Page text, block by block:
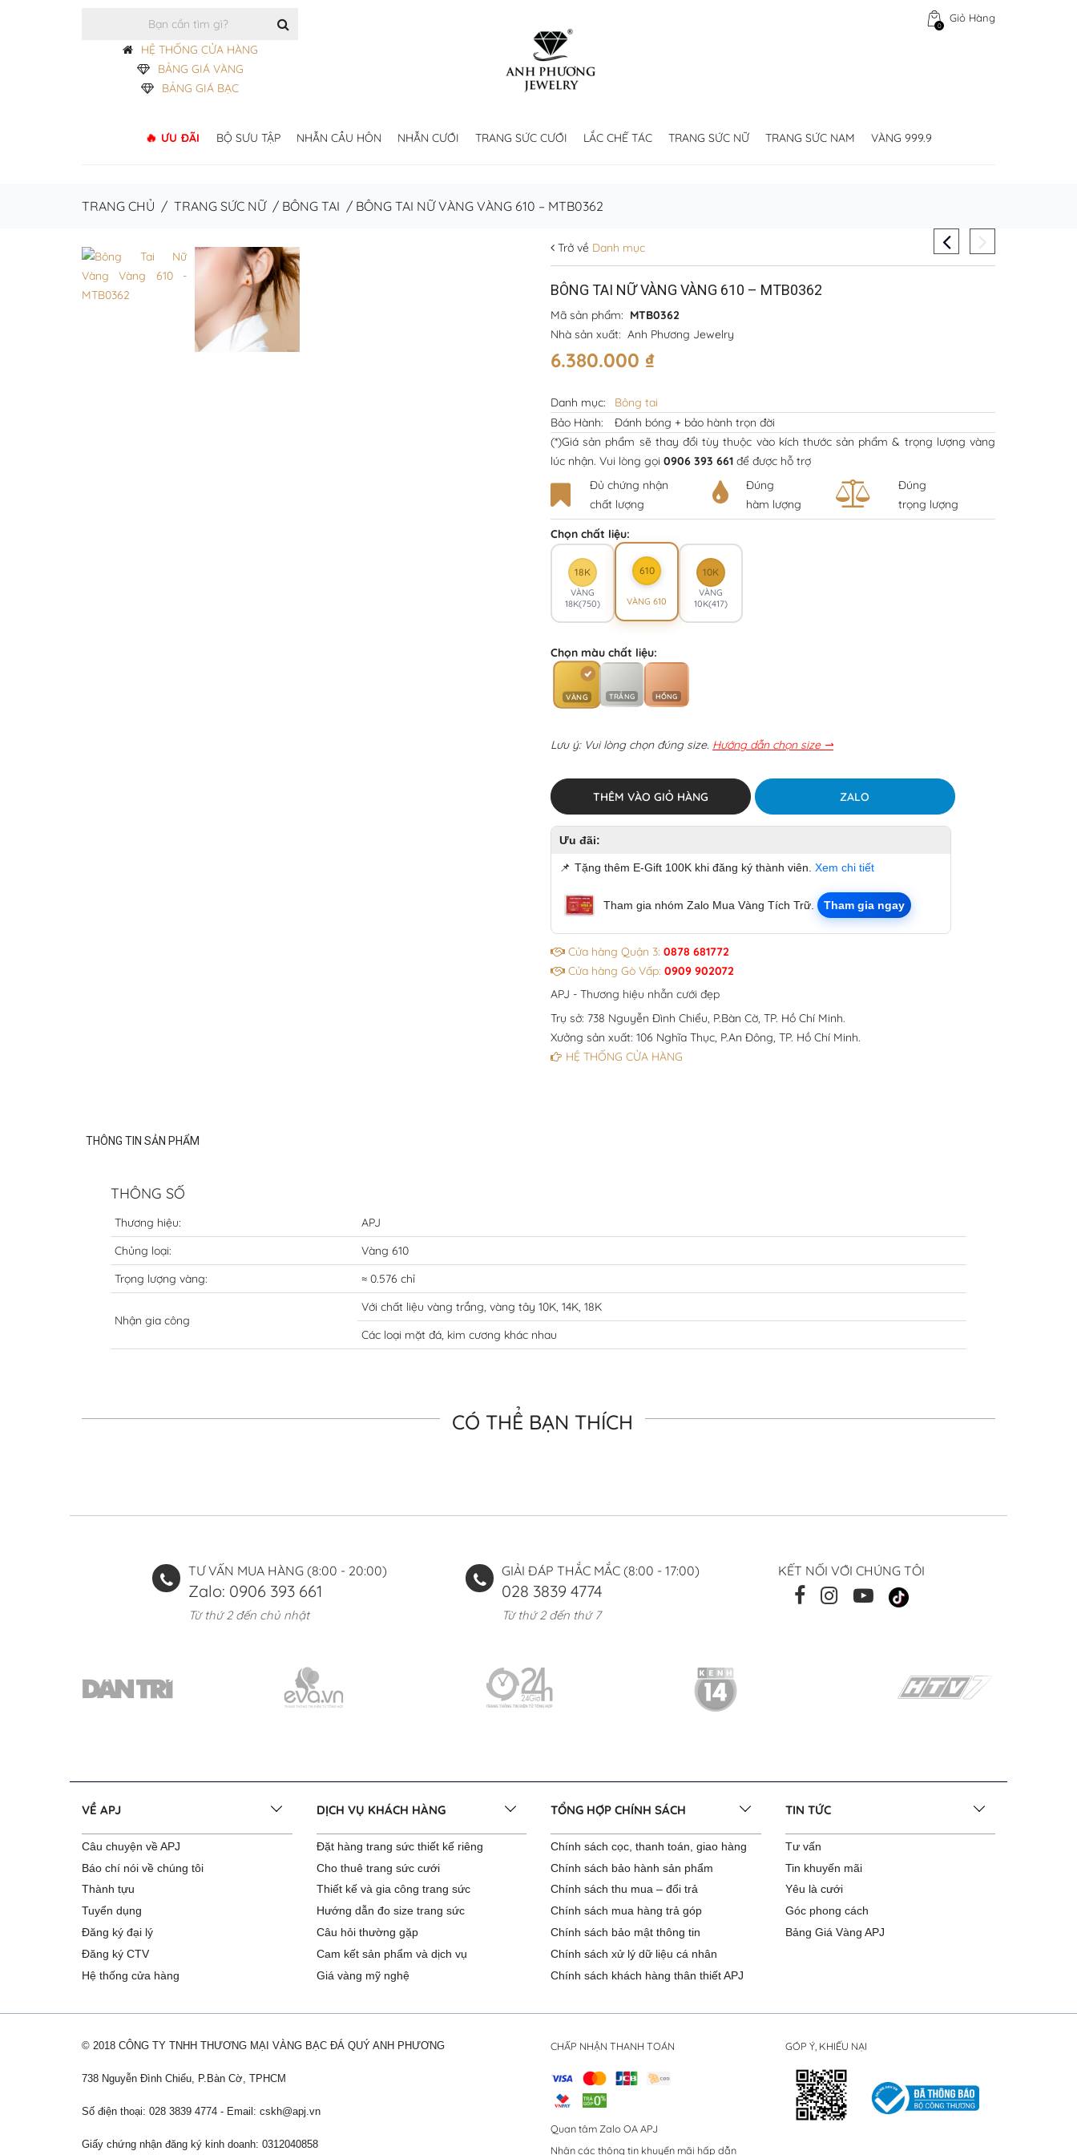
Giỏ Hàng
0
HỆ THỐNG CỬA HÀNG
BẢNG GIÁ VÀNG
BẢNG GIÁ BẠC
ƯU ĐÃI BỘ SƯU TẬP NHẪN CẦU HÔN NHẪN CƯỚI TRANG SỨC CƯỚI LẮC CHẾ TÁC TRANG SỨC NỮ TRANG SỨC NAM VÀNG 999.9
TRANG CHỦ / TRANG SỨC NỮ/ BÔNG TAI / BÔNG TAI NỮ VÀNG VÀNG 610 – MTB0362
Trở về Danh mục
BÔNG TAI NỮ VÀNG VÀNG 610 – MTB0362
Mã sản phẩm: MTB0362
Nhà sản xuất: Anh Phương Jewelry
6.380.000 ₫
Danh mục:
Bông tai
Bảo Hành:
Đánh bóng + bảo hành trọn đời
(*)Giá sản phẩm sẽ thay đổi tùy thuộc vào kích thước sản phẩm & trọng lượng vàng
lúc nhận. Vui lòng gọi 0906 393 661 để được hỗ trợ
Đủ chứng nhận
chất lượng
Đúng
hàm lượng
Đúng
trọng lượng
Chọn chất liệu:
18K
VÀNG
18K(750)
610
VÀNG 610
10K
VÀNG
10K(417)
Chọn màu chất liệu:
VÀNG TRẮNG HỒNG
Lưu ý: Vui lòng chọn đúng size. Hướng dẫn chọn size ⇀
THÊM VÀO GIỎ HÀNG ZALO
Ưu đãi:
📌 Tặng thêm E-Gift 100K khi đăng ký thành viên. Xem chi tiết
Tham gia nhóm Zalo Mua Vàng Tích Trữ. Tham gia ngay
Cửa hàng Quận 3: 0878 681772
Cửa hàng Gò Vấp: 0909 902072
APJ - Thương hiệu nhẫn cưới đẹp
Trụ sở: 738 Nguyễn Đình Chiểu, P.Bàn Cờ, TP. Hồ Chí Minh.
Xưởng sản xuất: 106 Nghĩa Thục, P.An Đông, TP. Hồ Chí Minh.
HỆ THỐNG CỬA HÀNG
THÔNG TIN SẢN PHẨM
THÔNG SỐ
Thương hiệu:
APJ
Chủng loại:
Vàng 610
Trọng lượng vàng:
≈ 0.576 chỉ
Nhận gia công
Với chất liệu vàng trắng, vàng tây 10K, 14K, 18K
Các loại mặt đá, kim cương khác nhau
CÓ THỂ BẠN THÍCH
TƯ VẤN MUA HÀNG (8:00 - 20:00)
Zalo: 0906 393 661
Từ thứ 2 đến chủ nhật
GIẢI ĐÁP THẮC MẮC (8:00 - 17:00)
028 3839 4774
Từ thứ 2 đến thứ 7
KẾT NỐI VỚI CHÚNG TÔI
VỀ APJ
Câu chuyện về APJ
Báo chí nói về chúng tôi
Thành tựu
Tuyển dụng
Đăng ký đại lý
Đăng ký CTV
Hệ thống cửa hàng
DỊCH VỤ KHÁCH HÀNG
Đặt hàng trang sức thiết kế riêng
Cho thuê trang sức cưới
Thiết kế và gia công trang sức
Hướng dẫn đo size trang sức
Câu hỏi thường gặp
Cam kết sản phẩm và dịch vụ
Giá vàng mỹ nghệ
TỔNG HỢP CHÍNH SÁCH
Chính sách cọc, thanh toán, giao hàng
Chính sách bảo hành sản phẩm
Chính sách thu mua – đổi trả
Chính sách mua hàng trả góp
Chính sách bảo mật thông tin
Chính sách xử lý dữ liệu cá nhân
Chính sách khách hàng thân thiết APJ
TIN TỨC
Tư vấn
Tin khuyến mãi
Yêu là cưới
Góc phong cách
Bảng Giá Vàng APJ
© 2018 CÔNG TY TNHH THƯƠNG MẠI VÀNG BẠC ĐÁ QUÝ ANH PHƯƠNG
738 Nguyễn Đình Chiểu, P.Bàn Cờ, TPHCM
Số điện thoại: 028 3839 4774 - Email: cskh@apj.vn
Giấy chứng nhận đăng ký kinh doanh: 0312040858
CHẤP NHẬN THANH TOÁN
Quan tâm Zalo OA APJ
Nhận các thông tin khuyến mãi hấp dẫn
GÓP Ý, KHIẾU NẠI